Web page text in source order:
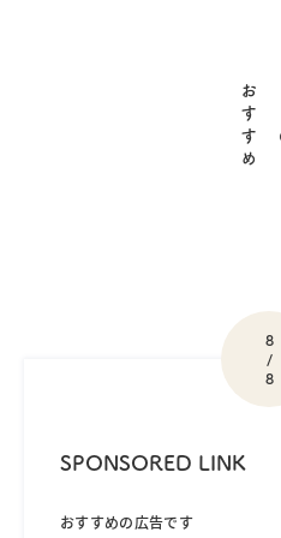
おすすめ
8
/
8
SPONSORED LINK
おすすめの広告です